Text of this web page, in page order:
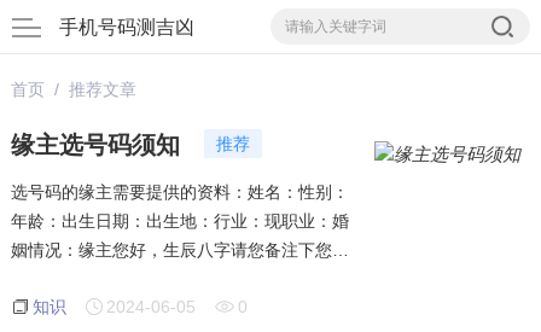
手机号码测吉凶
首页/ 推荐文章
缘主选号码须知 推荐
选号码的缘主需要提供的资料：姓名：性别：
年龄：出生日期：出生地：行业：现职业：婚
姻情况：缘主您好，生辰八字请您备注下您写
知识
2024-06-05 0